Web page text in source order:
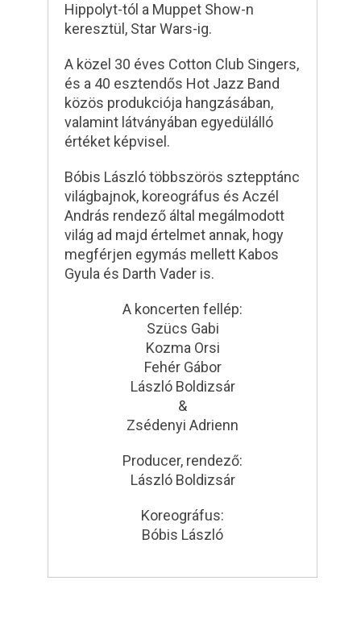
Hippolyt-tól a Muppet Show-n
keresztül, Star Wars-ig.
A közel 30 éves Cotton Club Singers,
és a 40 esztendős Hot Jazz Band
közös produkciója hangzásában,
valamint látványában egyedülálló
értéket képvisel.
Bóbis László többszörös sztepptánc
világbajnok, koreográfus és Aczél
András rendező által megálmodott
világ ad majd értelmet annak, hogy
megférjen egymás mellett Kabos
Gyula és Darth Vader is.
A koncerten fellép:
Szücs Gabi
Kozma Orsi
Fehér Gábor
László Boldizsár
&
Zsédenyi Adrienn
Producer, rendező:
László Boldizsár
Koreográfus:
Bóbis László